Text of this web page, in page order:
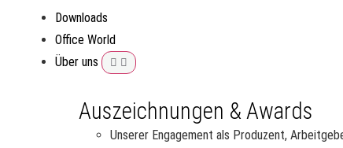
Downloads
Office World
Über uns
Auszeichnungen & Awards
Unserer Engagement als Produzent,